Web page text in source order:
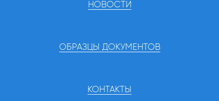
НОВОСТИ
ОБРАЗЦЫ ДОКУМЕНТОВ
КОНТАКТЫ